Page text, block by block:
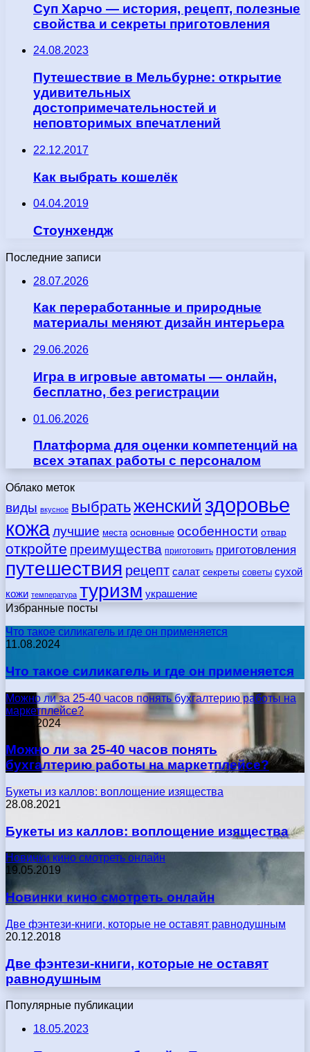
Суп Харчо — история, рецепт, полезные
свойства и секреты приготовления
24.08.2023
Путешествие в Мельбурне: открытие
удивительных
достопримечательностей и
неповторимых впечатлений
22.12.2017
Как выбрать кошелёк
04.04.2019
Стоунхендж
Последние записи
28.07.2026
Как переработанные и природные
материалы меняют дизайн интерьера
29.06.2026
Игра в игровые автоматы — онлайн,
бесплатно, без регистрации
01.06.2026
Платформа для оценки компетенций на
всех этапах работы с персоналом
Облако меток
виды вкусное выбратьженский здоровье
кожалучшие места основные особенности отвар
откройте преимущества приготовить приготовления
путешествия рецепт салат секреты советы сухой
кожи температура туризм украшение
Избранные посты
Что такое силикагель и где он применяется
11.08.2024
Что такое силикагель и где он применяется
Можно ли за 25-40 часов понять бухгалтерию работы на
маркетплейсе?
17.05.2024
Можно ли за 25-40 часов понять
бухгалтерию работы на маркетплейсе?
Букеты из каллов: воплощение изящества
28.08.2021
Букеты из каллов: воплощение изящества
Новинки кино смотреть онлайн
19.05.2019
Новинки кино смотреть онлайн
Две фэнтези-книги, которые не оставят равнодушным
20.12.2018
Две фэнтези-книги, которые не оставят
равнодушным
Популярные публикации
18.05.2023